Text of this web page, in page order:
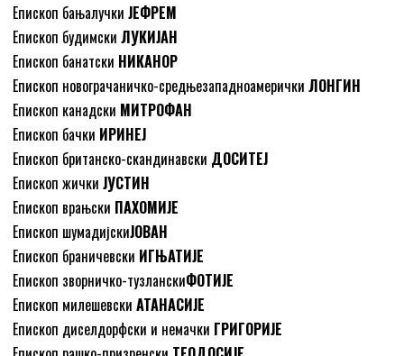
Епископ бањалучкиЈЕФРЕМ
Епископ будимскиЛУКИЈАН
Епископ банатски НИКАНОР
Епископ новограчаничко-средњезападноамеричкиЛОНГИН
Епископ канадски МИТРОФАН
Епископ бачки ИРИНЕЈ
Епископ британско-скандинавски ДОСИТЕЈ
Епископ жичкиЈУСТИН
Епископ врањски ПАХОМИЈЕ
Епископ шумадијскиЈОВАН
Епископ браничевски ИГЊАТИЈЕ
Епископ зворничко-тузланскиФОТИЈЕ
Епископ милешевскиАТАНАСИЈЕ
Епископ диселдорфски и немачки ГРИГОРИЈЕ